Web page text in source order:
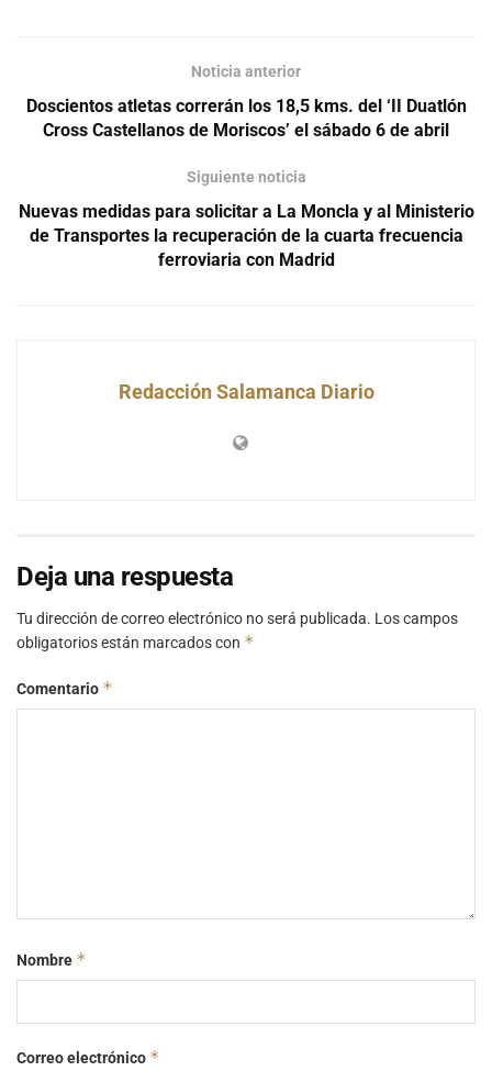
Noticia anterior
Doscientos atletas correrán los 18,5 kms. del ‘II Duatlón
Cross Castellanos de Moriscos’ el sábado 6 de abril
Siguiente noticia
Nuevas medidas para solicitar a La Moncla y al Ministerio
de Transportes la recuperación de la cuarta frecuencia
ferroviaria con Madrid
Redacción Salamanca Diario
Deja una respuesta
Tu dirección de correo electrónico no será publicada. Los campos
obligatorios están marcados con *
Comentario *
Nombre *
Correo electrónico *